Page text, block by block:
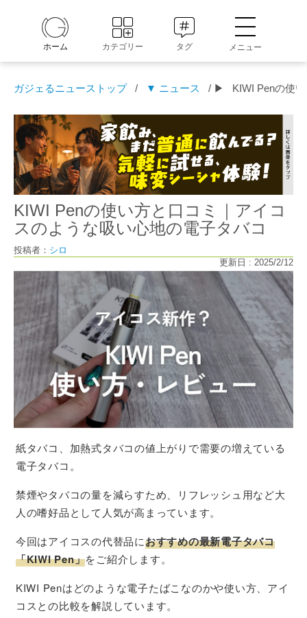
ホーム カテゴリー タグ メニュー
ガジェるニューストップ / ▼ ニュース / ▶ KIWI Penの使
KIWI Penの使い方と口コミ｜アイコ
スのような吸い心地の電子タバコ
投稿者： シロ
更新日 : 2025/2/12
紙タバコ、加熱式タバコの値上がりで需要の増えている
電子タバコ。
禁煙やタバコの量を減らすため、リフレッシュ用など大
人の嗜好品として人気が高まっています。
今回はアイコスの代替品におすすめの最新電子タバコ
「KIWI Pen」をご紹介します。
KIWI Penはどのような電子たばこなのかや使い方、アイ
コスとの比較を解説しています。